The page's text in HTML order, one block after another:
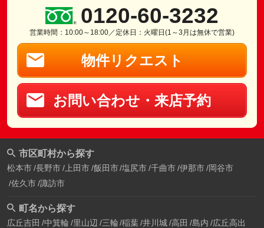
0120-60-3232
営業時間：10:00～18:00／定休日：火曜日(1～3月は無休で営業)
物件リクエスト
お問い合わせ・来店予約
市区町村から探す
松本市 長野市 上田市 飯田市 塩尻市 千曲市 伊那市 岡谷市
佐久市 諏訪市
町名から探す
広丘吉田 中箕輪 里山辺 三輪 稲葉 井川城 高田 島内 広丘高出